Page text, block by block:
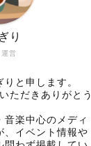
営
り
と申します。
ただきありがとう
音楽中心のメディ
、イベント情報や